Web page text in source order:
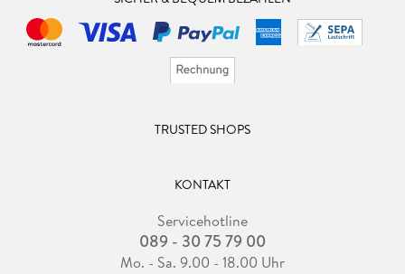
TRUSTED SHOPS
KONTAKT
Servicehotline
089 - 30 75 79 00
Mo. - Sa. 9.00 - 18.00 Uhr